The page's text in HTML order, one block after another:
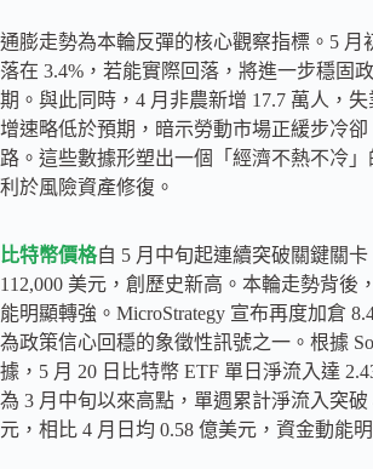
通膨走勢為本輪反彈的核心觀察指標。5 月
落在 3.4%，若能實際回落，將進一步穩固
期。與此同時，4 月非農新增 17.7 萬人，
增速略低於預期，暗示勞動市場正緩步冷
路。這些數據形塑出一個「經濟不熱不冷」
利於風險資產修復。
比特幣價格自 5 月中旬起連續突破關鍵關
112,000 美元，創歷史新高。本輪走勢背後
能明顯轉強。MicroStrategy 宣布再度加倉
為政策信心回穩的象徵性訊號之一。根據
據，5 月 20 日比特幣 ETF 單日淨流入達
為 3 月中旬以來高點，單週累計淨流入突破
元，相比 4 月日均 0.58 億美元，資金動能